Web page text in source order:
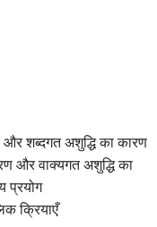
और शब्दगत अशुद्धि का कारण
और वाक्यगत अशुद्धि का
प्रयोग
क्रियाएँ